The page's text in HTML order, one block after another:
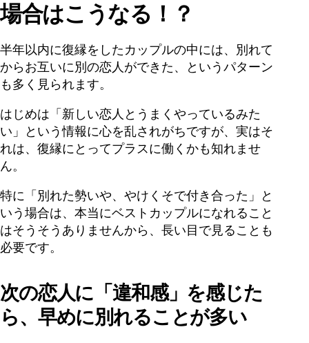
場合はこうなる！？
半年以内に復縁をしたカップルの中には、別れて
からお互いに別の恋人ができた、というパターン
も多く見られます。
はじめは「新しい恋人とうまくやっているみた
い」という情報に心を乱されがちですが、実はそ
れは、復縁にとってプラスに働くかも知れませ
ん。
特に「別れた勢いや、やけくそで付き合った」と
いう場合は、本当にベストカップルになれること
はそうそうありませんから、長い目で見ることも
必要です。
次の恋人に「違和感」を感じた
ら、早めに別れることが多い